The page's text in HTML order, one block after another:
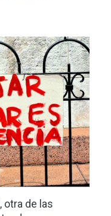
, otra de las